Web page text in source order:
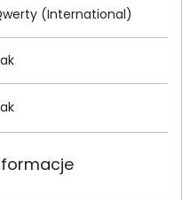
(International)